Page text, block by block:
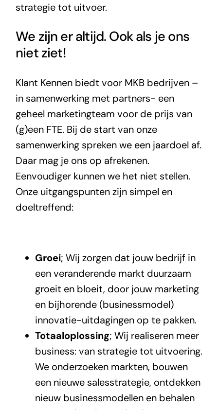
strategie tot uitvoer.
We zijn er altijd. Ook als je ons
niet ziet!
Klant Kennen biedt voor MKB bedrijven –
in samenwerking met partners- een
geheel marketingteam voor de prijs van
(g)een FTE. Bij de start van onze
samenwerking spreken we een jaardoel af.
Daar mag je ons op afrekenen.
Eenvoudiger kunnen we het niet stellen.
Onze uitgangspunten zijn simpel en
doeltreffend:
Groei; Wij zorgen dat jouw bedrijf in
een veranderende markt duurzaam
groeit en bloeit, door jouw marketing
en bijhorende (businessmodel)
innovatie-uitdagingen op te pakken.
Totaaloplossing; Wij realiseren meer
business: van strategie tot uitvoering.
We onderzoeken markten, bouwen
een nieuwe salesstrategie, ontdekken
nieuw businessmodellen en behalen